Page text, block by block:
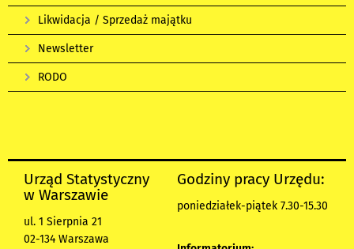
Likwidacja / Sprzedaż majątku
Newsletter
RODO
Urząd Statystyczny
w Warszawie
ul. 1 Sierpnia 21
02-134 Warszawa
Godziny pracy Urzędu:
poniedziałek-piątek 7.30-15.30